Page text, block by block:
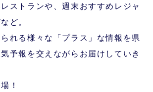
ストランや、週末おすすめレジャ
ど。
れる様々な「プラス」な情報を県
予報を交えながらお届けしていき
！